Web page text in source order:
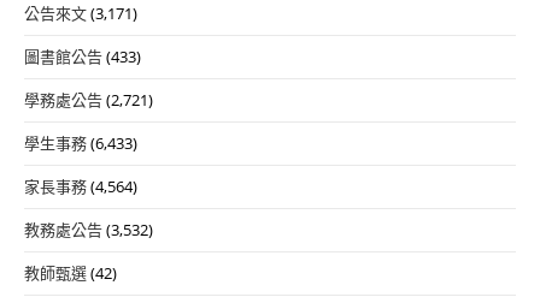
公告來文(3,171)
圖書館公告(433)
學務處公告(2,721)
學生事務(6,433)
家長事務(4,564)
教務處公告(3,532)
教師甄選(42)